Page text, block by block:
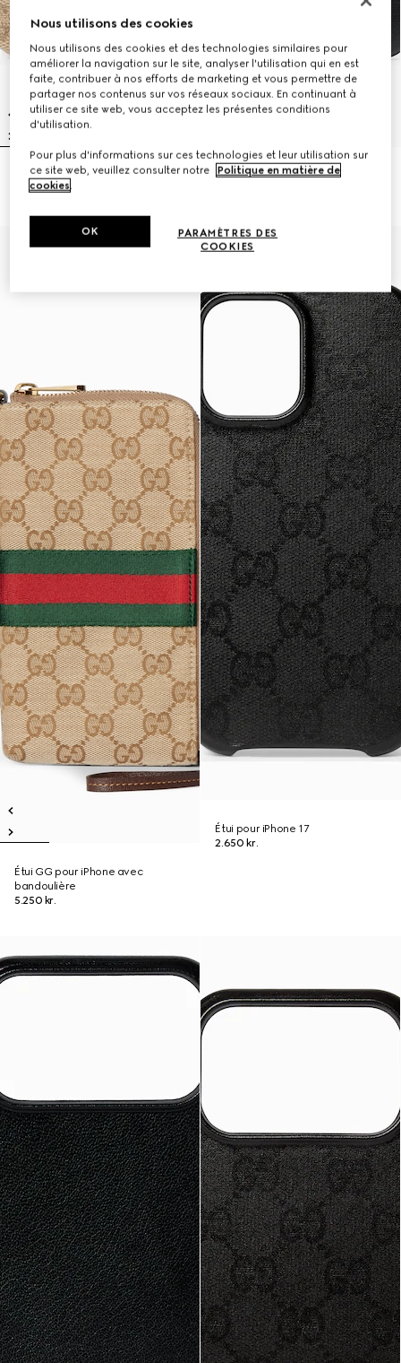
Étui pour iPhone 17
2.650 kr.
Étui pour iPhone 17 Pro Max
Étui GG pour iPhone avec
bandoulière
5.250 kr.
Étui pour iPhone 17
2.650 kr.
Nous utilisons des cookies
Nous utilisons des cookies et des technologies similaires pour
améliorer la navigation sur le site, analyser l'utilisation qui en est
faite, contribuer à nos efforts de marketing et vous permettre de
partager nos contenus sur vos réseaux sociaux. En continuant à
utiliser ce site web, vous acceptez les présentes conditions
d'utilisation.
Pour plus d'informations sur ces technologies et leur utilisation sur
ce site web, veuillez consulter notre
Politique en matière de
cookies.
PARAMÈTRES DES
COOKIES
OK